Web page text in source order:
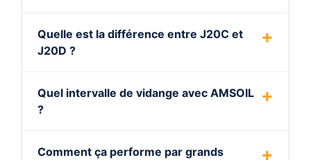
Quelle est la différence entre J20C et
J20D ?
Quel intervalle de vidange avec AMSOIL
?
Comment ça performe par grands